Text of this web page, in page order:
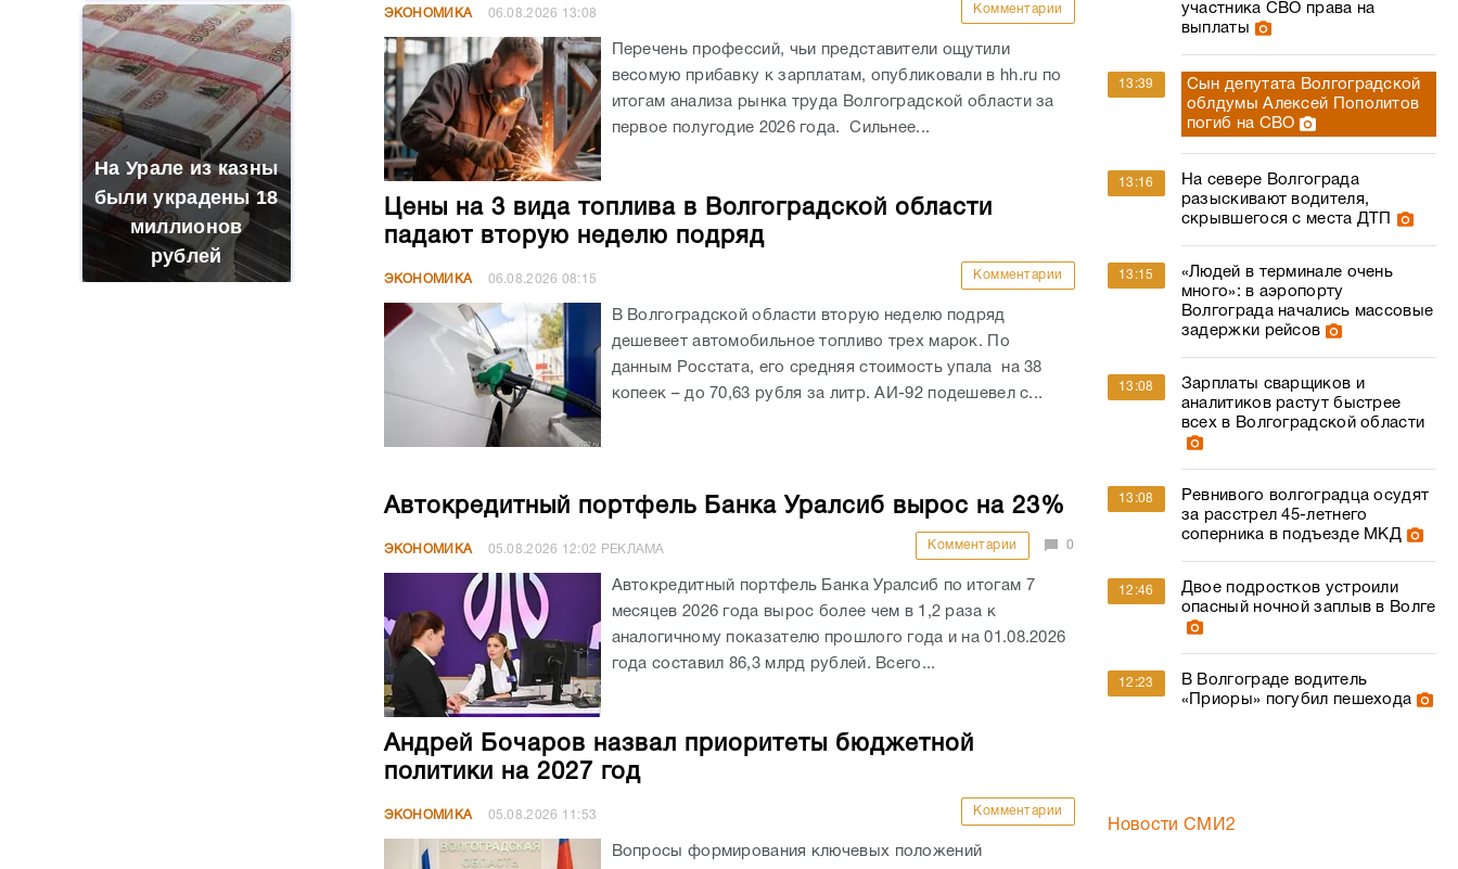
На Урале из казны
были украдены 18
миллионов
рублей
ЭКОНОМИКА 06.08.2026 13:08 Комментарии
Перечень профессий, чьи представители ощутили
весомую прибавку к зарплатам, опубликовали в hh.ru по
итогам анализа рынка труда Волгоградской области за
первое полугодие 2026 года. Сильнее...
Цены на 3 вида топлива в Волгоградской области
падают вторую неделю подряд
ЭКОНОМИКА 06.08.2026 08:15 Комментарии
В Волгоградской области вторую неделю подряд
дешевеет автомобильное топливо трех марок. По
данным Росстата, его средняя стоимость упала на 38
копеек – до 70,63 рубля за литр. АИ-92 подешевел с...
Автокредитный портфель Банка Уралсиб вырос на 23%
ЭКОНОМИКА 05.08.2026 12:02 РЕКЛАМА Комментарии 0
Автокредитный портфель Банка Уралсиб по итогам 7
месяцев 2026 года вырос более чем в 1,2 раза к
аналогичному показателю прошлого года и на 01.08.2026
года составил 86,3 млрд рублей. Всего...
Андрей Бочаров назвал приоритеты бюджетной
политики на 2027 год
ЭКОНОМИКА 05.08.2026 11:53 Комментарии
Вопросы формирования ключевых положений
участника СВО права на
выплаты
13:39
Сын депутата Волгоградской
облдумы Алексей Пополитов
погиб на СВО
13:16
На севере Волгограда
разыскивают водителя,
скрывшегося с места ДТП
13:15
«Людей в терминале очень
много»: в аэропорту
Волгограда начались массовые
задержки рейсов
13:08
Зарплаты сварщиков и
аналитиков растут быстрее
всех в Волгоградской области
13:08
Ревнивого волгоградца осудят
за расстрел 45-летнего
соперника в подъезде МКД
12:46
Двое подростков устроили
опасный ночной заплыв в Волге
12:23
В Волгограде водитель
«Приоры» погубил пешехода
Новости СМИ2